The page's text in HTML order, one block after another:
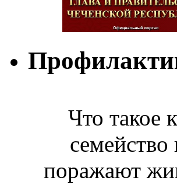
Что такое
поражают